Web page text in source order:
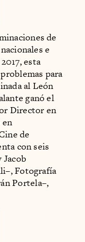
de
e
esta
para
al León
ganó el
Director en
de
con seis
Fotografía
Portela–,